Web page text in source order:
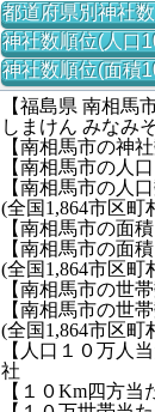
都道府県別神社
神社数順位(人口
神社数順位(面積
【福島県 南相馬
しまけん みなみ
【南相馬市の神
【南相馬市の人
【南相馬市の人
(全国1,864市区町
【南相馬市の面
【南相馬市の面
(全国1,864市区町
【南相馬市の世
【南相馬市の世
(全国1,864市区町
【人口１０万人
社
【１０Km四方当